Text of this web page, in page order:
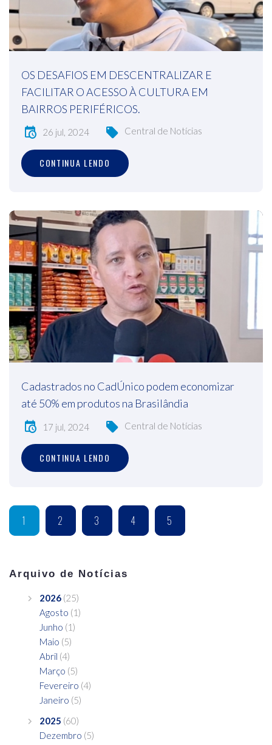
OS DESAFIOS EM DESCENTRALIZAR E
FACILITAR O ACESSO À CULTURA EM
BAIRROS PERIFÉRICOS.
26 jul, 2024 Central de Notícias
CONTINUA LENDO
Cadastrados no CadÚnico podem economizar
até 50% em produtos na Brasilândia
17 jul, 2024 Central de Notícias
CONTINUA LENDO
1 2 3 4 5
Arquivo de Notícias
2026 (25)
Agosto (1)
Junho (1)
Maio (5)
Abril (4)
Março (5)
Fevereiro (4)
Janeiro (5)
2025 (60)
Dezembro (5)